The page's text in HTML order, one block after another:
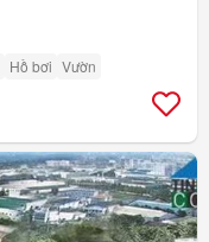
Hồ bơi Vườn